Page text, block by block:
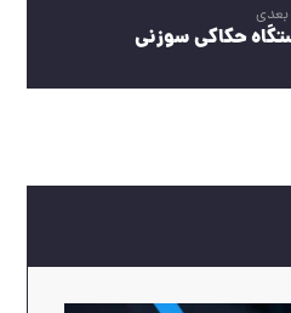
بعدی
حکاکی سوزنی